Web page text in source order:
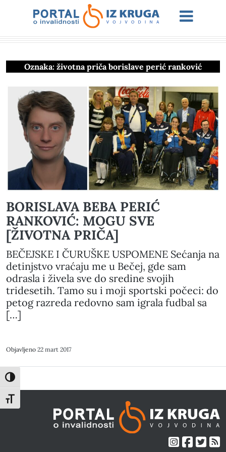
Toggle High Contrast
Toggle Font size
Oznaka: životna priča borislave perić ranković
BORISLAVA BEBA PERIĆ
RANKOVIĆ: MOGU SVE
[ŽIVOTNA PRIČA]
BEČEJSKE I ČURUŠKE USPOMENE Sećanja na
detinjstvo vraćaju me u Bečej, gde sam
odrasla i živela sve do sredine svojih
tridesetih. Tamo su i moji sportski počeci: do
petog razreda redovno sam igrala fudbal sa
[…]
Objavljeno 22 mart 2017